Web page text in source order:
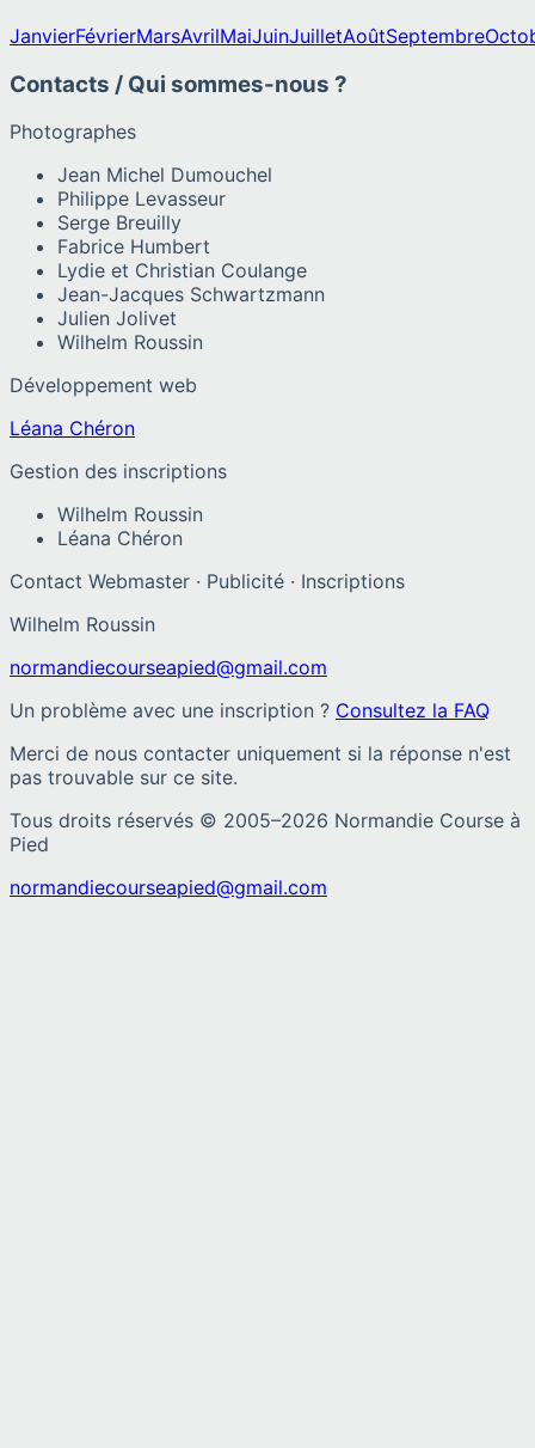
JanvierFévrierMarsAvrilMaiJuinJuilletAoûtSeptembre
Contacts / Qui sommes-nous ?
Photographes
Jean Michel Dumouchel
Philippe Levasseur
Serge Breuilly
Fabrice Humbert
Lydie et Christian Coulange
Jean-Jacques Schwartzmann
Julien Jolivet
Wilhelm Roussin
Développement web
Léana Chéron
Gestion des inscriptions
Wilhelm Roussin
Léana Chéron
Contact Webmaster · Publicité · Inscriptions
Wilhelm Roussin
normandiecourseapied@gmail.com
Un problème avec une inscription ? Consultez la FAQ
Merci de nous contacter uniquement si la réponse n'est
pas trouvable sur ce site.
Tous droits réservés © 2005–2026 Normandie Course à
Pied
normandiecourseapied@gmail.com